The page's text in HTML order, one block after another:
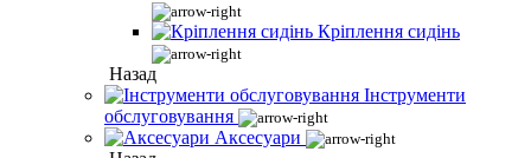
Кріплення сидінь
Назад
Інструменти
обслуговування
Аксесуари